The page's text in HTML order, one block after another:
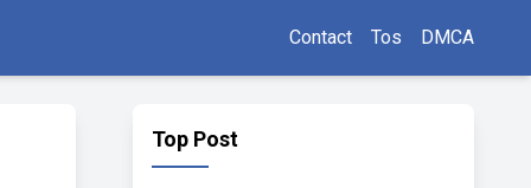
Contact Tos DMCA
Top Post